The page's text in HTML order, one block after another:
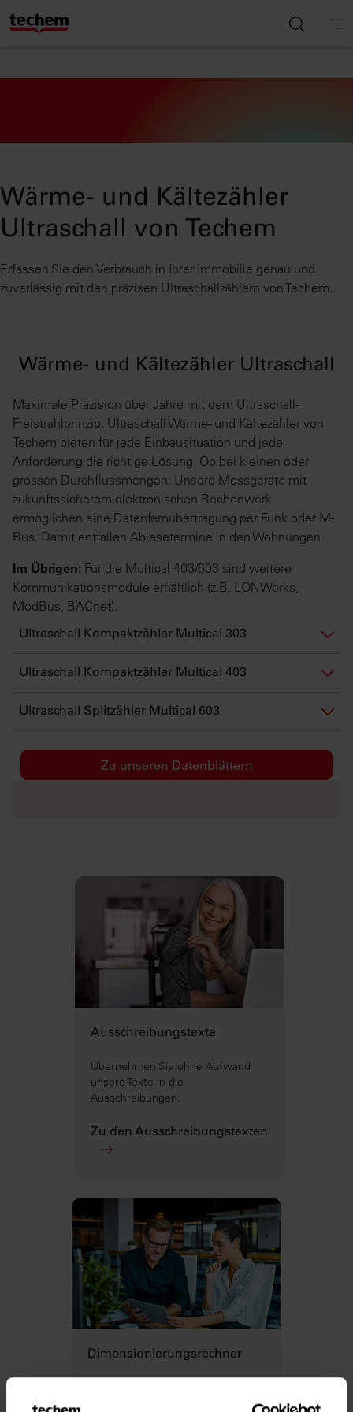
Wärme- und Kältezähler
Ultraschall von Techem
Erfassen Sie den Verbrauch in Ihrer Immobilie genau und
zuverlässig mit den präzisen Ultraschallzählern von Techem.
Wärme- und Kältezähler Ultraschall
Maximale Präzision über Jahre mit dem Ultraschall-
Freistrahlprinzip. Ultraschall Wärme- und Kältezähler von
Techem bieten für jede Einbausituation und jede
Anforderung die richtige Lösung. Ob bei kleinen oder
grossen Durchflussmengen: Unsere Messgeräte mit
zukunftssicherem elektronischen Rechenwerk
ermöglichen eine Datenfernübertragung per Funk oder M-
Bus. Damit entfallen Ablesetermine in den Wohnungen.
Im Übrigen: Für die Multical 403/603 sind weitere
Kommunikationsmodule erhältlich (z.B. LONWorks,
ModBus, BACnet).
Ultraschall Kompaktzähler Multical 303
Ultraschall Kompaktzähler Multical 403
Ultraschall Splitzähler Multical 603
Zu unseren Datenblättern
Ausschreibungstexte
Übernehmen Sie ohne Aufwand
unsere Texte in die
Ausschreibungen.
Zu den Ausschreibungstexten
Dimensionierungsrechner